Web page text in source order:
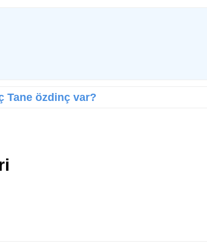
Tane özdinç var?